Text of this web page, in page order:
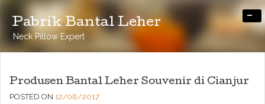
Pabrik Bantal Leher
Neck Pillow Expert
-
Produsen Bantal Leher Souvenir di Cianjur
POSTED ON 12/08/2017